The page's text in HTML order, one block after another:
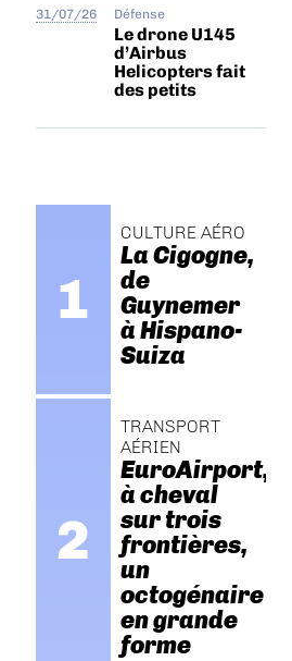
31/07/26 Défense
Le drone U145
d’Airbus
Helicopters fait
des petits
CULTURE AÉRO
La Cigogne,
de
Guynemer
à Hispano-
Suiza
TRANSPORT
AÉRIEN
EuroAirport,
à cheval
sur trois
frontières,
un
octogénaire
en grande
forme